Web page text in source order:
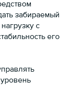
забираемый
с
его